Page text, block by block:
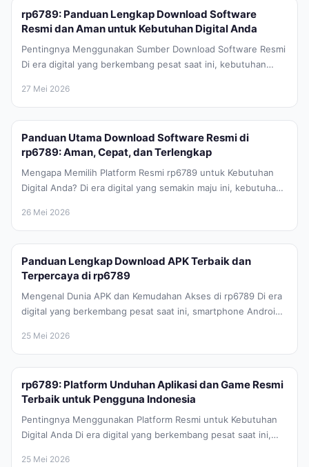
rp6789: Panduan Lengkap Download Software
Resmi dan Aman untuk Kebutuhan Digital Anda
Pentingnya Menggunakan Sumber Download Software Resmi
Di era digital yang berkembang pesat saat ini, kebutuhan
27 Mei 2026
Panduan Utama Download Software Resmi di
rp6789: Aman, Cepat, dan Terlengkap
Mengapa Memilih Platform Resmi rp6789 untuk Kebutuhan
Digital Anda? Di era digital yang semakin maju ini, kebutuhan
26 Mei 2026
Panduan Lengkap Download APK Terbaik dan
Terpercaya di rp6789
Mengenal Dunia APK dan Kemudahan Akses di rp6789 Di era
digital yang berkembang pesat saat ini, smartphone Android
25 Mei 2026
rp6789: Platform Unduhan Aplikasi dan Game Resmi
Terbaik untuk Pengguna Indonesia
Pentingnya Menggunakan Platform Resmi untuk Kebutuhan
Digital Anda Di era digital yang berkembang pesat saat ini,
25 Mei 2026